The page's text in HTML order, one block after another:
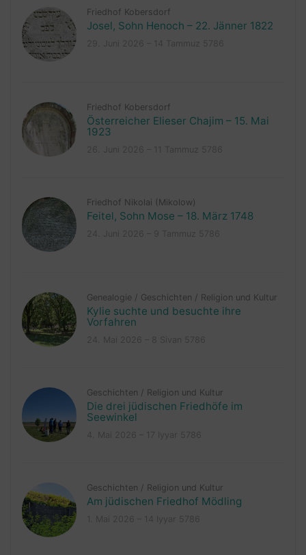
Friedhof Kobersdorf
Josel, Sohn Henoch – 22. Jänner 1822
Friedhof Kobersdorf
Österreicher Elieser Chajim – 15. Mai
1923
Friedhof Nikolai (Mikolow)
Feitel, Sohn Mose – 18. März 1748
Genealogie / Geschichten / Religion und Kultur
Kylie suchte und besuchte ihre
Vorfahren
Geschichten / Religion und Kultur
Die drei jüdischen Friedhöfe im
Seewinkel
Geschichten / Religion und Kultur
Am jüdischen Friedhof Mödling